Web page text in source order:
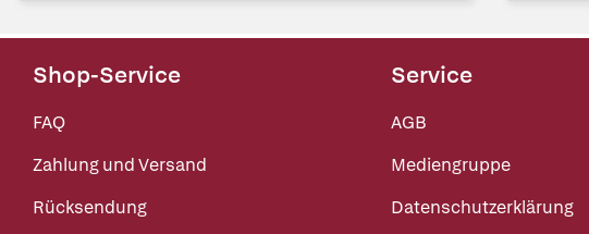
Shop-Service
FAQ
Zahlung und Versand
Rücksendung
Service
AGB
Mediengruppe
Datenschutzerklärung